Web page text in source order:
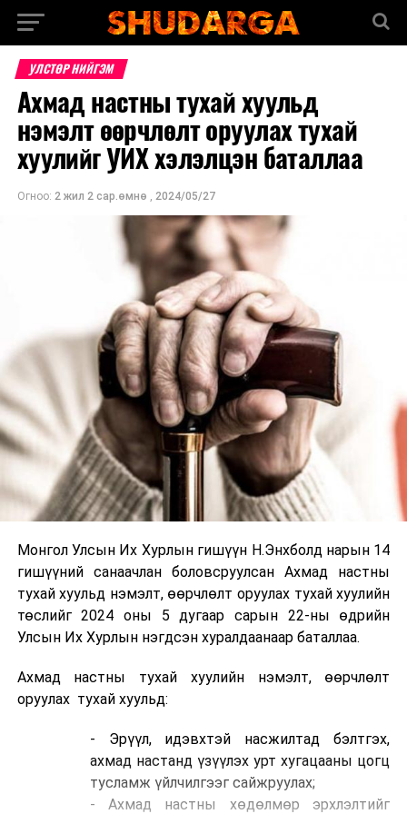
УЛСТӨР НИЙГЭМ
Ахмад настны тухай хуульд
нэмэлт өөрчлөлт оруулах тухай
хуулийг УИХ хэлэлцэн баталлаа
Огноо: 2 жил 2 сар.өмнө , 2024/05/27
Монгол Улсын Их Хурлын гишүүн Н.Энхболд нарын 14
гишүүний санаачлан боловсруулсан Ахмад настны
тухай хуульд нэмэлт, өөрчлөлт оруулах тухай хуулийн
төслийг 2024 оны 5 дугаар сарын 22-ны өдрийн
Улсын Их Хурлын нэгдсэн хуралдаанаар баталлаа.
Ахмад настны тухай хуулийн нэмэлт, өөрчлөлт
оруулах тухай хуульд:
- Эрүүл, идэвхтэй насжилтад бэлтгэх,
ахмад настанд үзүүлэх урт хугацааны цогц
тусламж үйлчилгээг сайжруулах;
- Ахмад настны хөдөлмөр эрхлэлтийг